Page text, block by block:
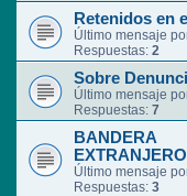
Retenidos en
Último mensaje
Respuestas: 2
Sobre
Último mensaje
Respuestas: 7
Último mensaje
Respuestas: 3